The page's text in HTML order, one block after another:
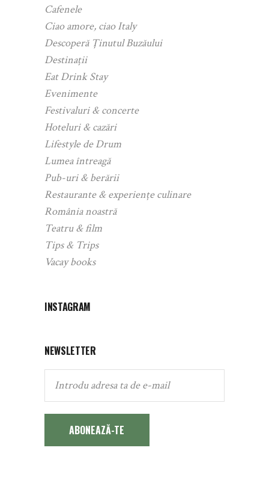
Cafenele
Ciao amore, ciao Italy
Descoperă Ținutul Buzăului
Destinații
Eat Drink Stay
Evenimente
Festivaluri & concerte
Hoteluri & cazări
Lifestyle de Drum
Lumea întreagă
Pub-uri & berării
Restaurante & experiențe culinare
România noastră
Teatru & film
Tips & Trips
Vacay books
INSTAGRAM
NEWSLETTER
ABONEAZĂ-TE